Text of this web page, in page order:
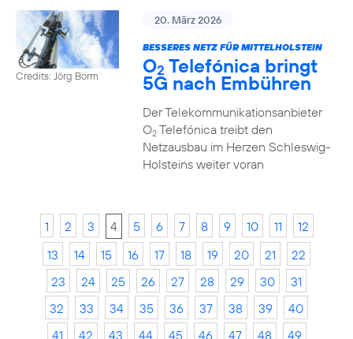
Credits: Jörg Borm
20. März 2026
BESSERES NETZ FÜR MITTELHOLSTEIN
O2 Telefónica bringt
5G nach Embühren
Der Telekommunikationsanbieter
O2Telefónica treibt den
Netzausbau im Herzen Schleswig-
Holsteins weiter voran
1 2 3 4 5 6 7 8 9 10 11
12
13
14 15 16 17 18 19 20 21
22
23
24 25 26 27 28 29 30
31
32
33 34 35 36 37 38 39
40
41
42 43 44 45 46 47 48
49